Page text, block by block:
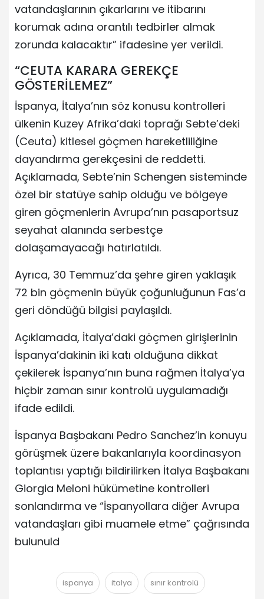
vatandaşlarının çıkarlarını ve itibarını
korumak adına orantılı tedbirler almak
zorunda kalacaktır” ifadesine yer verildi.
“CEUTA KARARA GEREKÇE
GÖSTERİLEMEZ”
İspanya, İtalya’nın söz konusu kontrolleri
ülkenin Kuzey Afrika’daki toprağı Sebte’deki
(Ceuta) kitlesel göçmen hareketliliğine
dayandırma gerekçesini de reddetti.
Açıklamada, Sebte’nin Schengen sisteminde
özel bir statüye sahip olduğu ve bölgeye
giren göçmenlerin Avrupa’nın pasaportsuz
seyahat alanında serbestçe
dolaşamayacağı hatırlatıldı.
Ayrıca, 30 Temmuz’da şehre giren yaklaşık
72 bin göçmenin büyük çoğunluğunun Fas’a
geri döndüğü bilgisi paylaşıldı.
Açıklamada, İtalya’daki göçmen girişlerinin
İspanya’dakinin iki katı olduğuna dikkat
çekilerek İspanya’nın buna rağmen İtalya’ya
hiçbir zaman sınır kontrolü uygulamadığı
ifade edildi.
İspanya Başbakanı Pedro Sanchez’in konuyu
görüşmek üzere bakanlarıyla koordinasyon
toplantısı yaptığı bildirilirken İtalya Başbakanı
Giorgia Meloni hükümetine kontrolleri
sonlandırma ve “İspanyollara diğer Avrupa
vatandaşları gibi muamele etme” çağrısında
bulunuld
ispanya italya sınır kontrolü